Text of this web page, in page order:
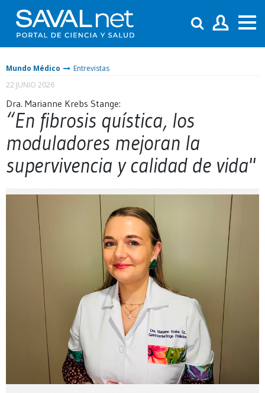
Mundo Médico
Entrevistas
22 JUNIO 2026
Dra. Marianne Krebs Stange:
“En fibrosis quística, los
moduladores mejoran la
supervivencia y calidad de vida"